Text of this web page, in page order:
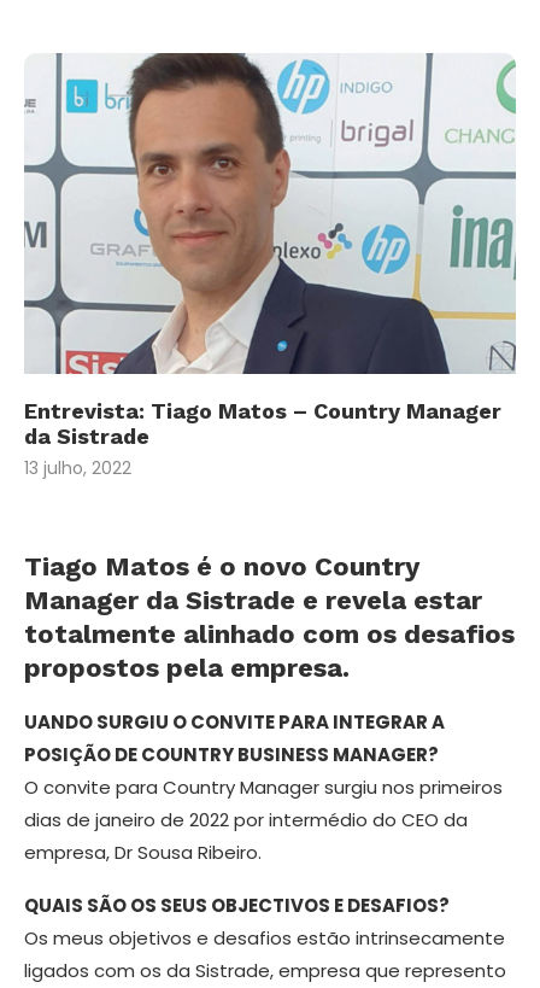
Entrevista: Tiago Matos – Country Manager
da Sistrade
13 julho, 2022
Tiago Matos é o novo Country
Manager da Sistrade e revela estar
totalmente alinhado com os desafios
propostos pela empresa.
UANDO SURGIU O CONVITE PARA INTEGRAR A
POSIÇÃO DE COUNTRY BUSINESS MANAGER?
O convite para Country Manager surgiu nos primeiros
dias de janeiro de 2022 por intermédio do CEO da
empresa, Dr Sousa Ribeiro.
QUAIS SÃO OS SEUS OBJECTIVOS E DESAFIOS?
Os meus objetivos e desafios estão intrinsecamente
ligados com os da Sistrade, empresa que represento